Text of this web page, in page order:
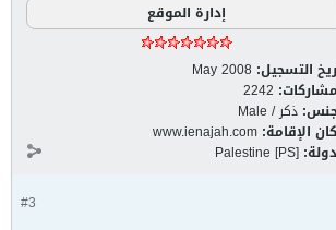
إدارة الموقع
التسجيل: May 2008
2242
ذكر / Male
الإقامة: www.ienajah.com
Palestine [PS]
#3